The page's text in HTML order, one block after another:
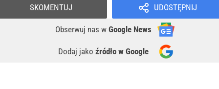
UDOSTĘPNIJ
Obserwuj nas w Google News
Dodaj jako źródło w Google
SKOMENTUJ